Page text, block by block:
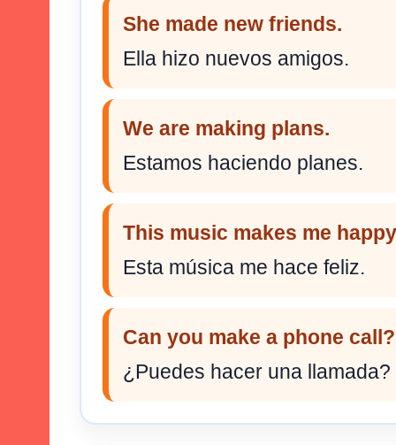
She made new friends.
Ella hizo nuevos amigos.
We are making plans.
Estamos haciendo planes.
This music makes me
Esta música me hace feliz.
Can you make a phone call?
¿Puedes hacer una llamada?